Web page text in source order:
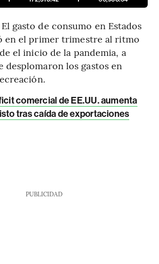
gasto de consumo en Estados
en el primer trimestre al ritmo
el inicio de la pandemia, a
desplomaron los gastos en
comercial de EE.UU. aumenta
tras caída de exportaciones
PUBLICIDAD